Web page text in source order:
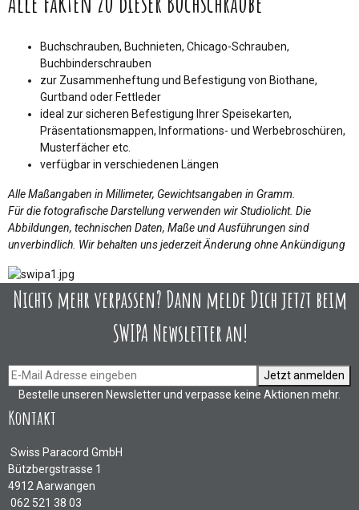
Buchschrauben, Buchnieten, Chicago-Schrauben,
Buchbinderschrauben
zur Zusammenheftung und Befestigung von Biothane,
Gurtband oder Fettleder
ideal zur sicheren Befestigung Ihrer Speisekarten,
Präsentationsmappen, Informations- und Werbebroschüren,
Musterfächer etc.
verfügbar in verschiedenen Längen
Alle Maßangaben in Millimeter, Gewichtsangaben in Gramm.
Für die fotografische Darstellung verwenden wir Studiolicht. Die
Abbildungen, technischen Daten, Maße und Ausführungen sind
unverbindlich. Wir behalten uns jederzeit Änderung ohne Ankündigung
Nichts mehr verpassen? Dann melde Dich jetzt beim
SWIPA Newsletter an!
Jetzt anmelden
Bestelle unseren Newsletter und verpasse keine Aktionen mehr.
Kontakt
Swiss Paracord GmbH
Bützbergstrasse 1
4912 Aarwangen
062 521 38 03